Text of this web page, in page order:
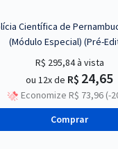
Científica de
(Módulo Especial) (Pré-
R$ 295,84à vista
ou 12x de R$ 24,65
Economize R$ 73,96 (-
Comprar